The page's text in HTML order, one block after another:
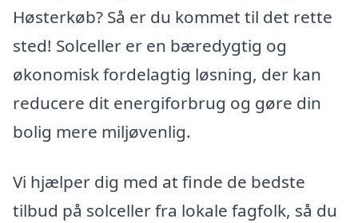
Høsterkøb? Så er du kommet til det rette
sted! Solceller er en bæredygtig og
økonomisk fordelagtig løsning, der kan
reducere dit energiforbrug og gøre din
bolig mere miljøvenlig.
Vi hjælper dig med at finde de bedste
tilbud på solceller fra lokale fagfolk, så du